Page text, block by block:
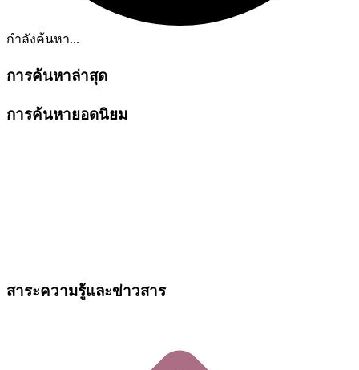
กำลังค้นหา...
การค้นหาล่าสุด
การค้นหายอดนิยม
สาระความรู้และข่าวสาร